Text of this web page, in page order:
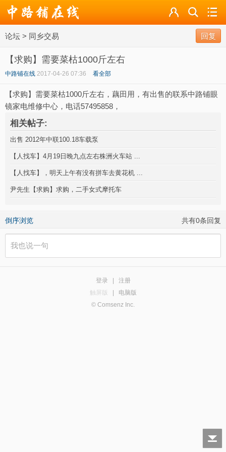
论坛 > 同乡交易 回复
【求购】需要菜枯1000斤左右
中路铺在线 2017-04-26 07:36 看全部
【求购】需要菜枯1000斤左右，藕田用，有出售的联系中路铺眼
镜家电维修中心，电话57495858，
相关帖子:
出售 2012年中联100.18车载泵
【人找车】4月19日晚九点左右株洲火车站 ...
【人找车】，明天上午有没有拼车去黄花机 ...
尹先生【求购】求购，二手女式摩托车
倒序浏览 共有0条回复
登录
注册
触屏版
电脑版
© Comsenz Inc.
广播